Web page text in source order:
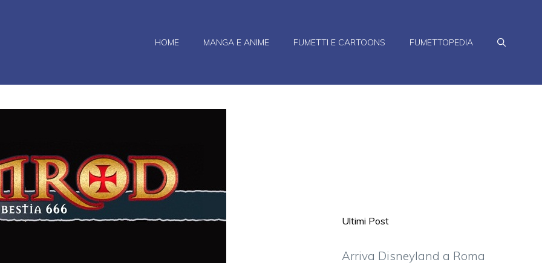
HOME MANGA E ANIME FUMETTI E CARTOONS FUMETTOPEDIA
Ultimi Post
Arriva Disneyland a Roma